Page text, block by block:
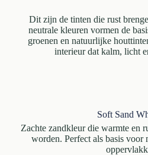
Dit zijn de tinten die rust
neutrale kleuren vormen de
groenen en natuurlijke
interieur dat kalm, licht
Soft Sand
Zachte zandkleur die warmte en
worden. Perfect als basis voor